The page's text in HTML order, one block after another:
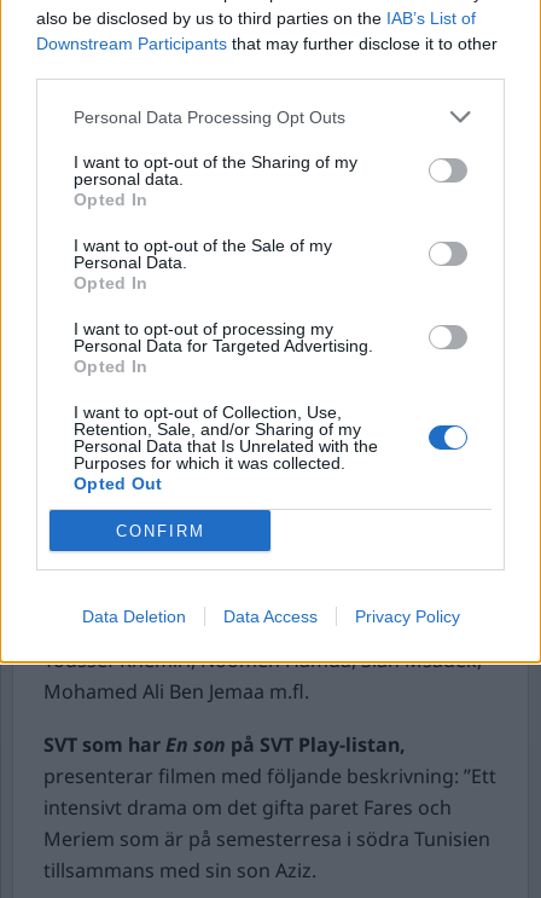
also be disclosed by us to third parties on the IAB’s List of
Downstream Participants that may further disclose it to other
Personal Data Processing Opt Outs
I want to opt-out of the Sharing of my
personal data.
Opted In
I want to opt-out of the Sale of my
Personal Data.
Opted In
I want to opt-out of processing my
Personal Data for Targeted Advertising.
Opted In
I want to opt-out of Collection, Use,
Retention, Sale, and/or Sharing of my
Personal Data that Is Unrelated with the
Purposes for which it was collected.
Opted Out
CONFIRM
Data Deletion Data Access Privacy Policy
Den ena var den som jag skriver om i alla mina
artiklar,alla mina böcker, alla mina teaterpjäser
och alla mina filmer: Att sanningen till slut alltid
kommer fram, det spelar ingen roll hur väl och
Den andra premissen var att göra en film om de
av: Att ens livspartner bedrar en och avslöjar inte
den hemlighet som kan vara livsavgörande när
ens barn skadas och man blir obenägen att
hjälpa det.
Nu till filmenEn son,det vill säga
som den heter på originalspråk.
Produktionsår: 2019.
Filmens nationalitet: tunisisk, fransk, libanesisk
och qatarisk.
Språk: arabiska och franska.
Skådespelare: Sami Bouajila, Najla Ben Abdallah,
Youssef Khemiri, Noomen Hamda, Slah Msadek,
Mohamed Ali Ben Jemaa m.fl.
SVT som harEn son på SVT Play-listan,
presenterar filmen med följande beskrivning: ”Ett
intensivt drama om det gifta paret Fares och
Meriem som är på semesterresa i södra Tunisien
tillsammans med sin son Aziz.